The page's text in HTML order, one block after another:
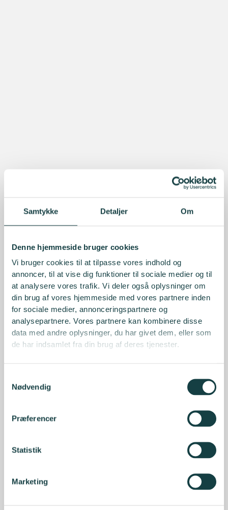
Samtykke Detaljer Om
Denne hjemmeside bruger cookies
Vi bruger cookies til at tilpasse vores indhold og
annoncer, til at vise dig funktioner til sociale medier og til
at analysere vores trafik. Vi deler også oplysninger om
din brug af vores hjemmeside med vores partnere inden
for sociale medier, annonceringspartnere og
analysepartnere. Vores partnere kan kombinere disse
data med andre oplysninger, du har givet dem, eller som
de har indsamlet fra din brug af deres tjenester.
Nødvendig
Præferencer
Statistik
Marketing